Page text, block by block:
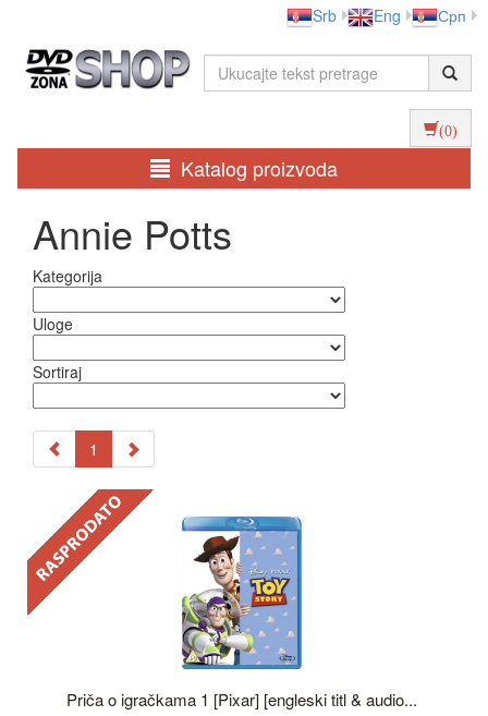
Srb Eng Срп
(0)
Katalog proizvoda
Annie Potts
Kategorija
Uloge
Sortiraj
1
Priča o igračkama 1 [Pixar] [engleski titl & audio...